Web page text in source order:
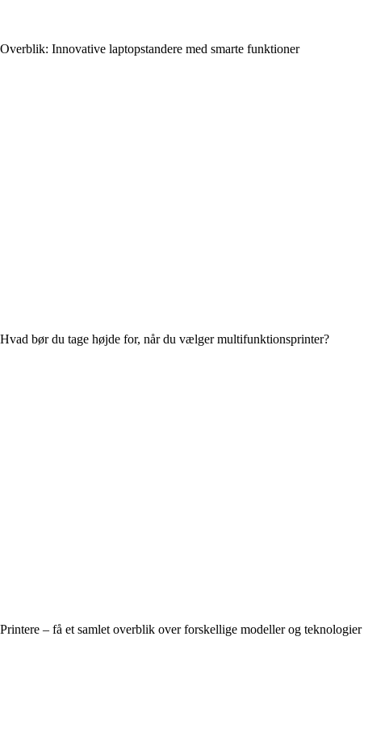
Overblik: Innovative laptopstandere med smarte funktioner
Hvad bør du tage højde for, når du vælger multifunktionsprinter?
Printere – få et samlet overblik over forskellige modeller og teknologier